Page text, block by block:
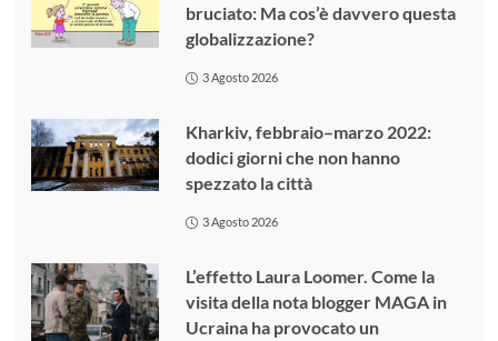
bruciato: Ma cos’è davvero questa
globalizzazione?
3 Agosto 2026
Kharkiv, febbraio–marzo 2022:
dodici giorni che non hanno
spezzato la città
3 Agosto 2026
L’effetto Laura Loomer. Come la
visita della nota blogger MAGA in
Ucraina ha provocato un